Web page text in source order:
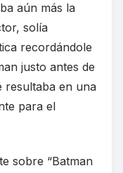
aún más la
solía
recordándole
justo antes de
resultaba en una
para el
sobre “Batman